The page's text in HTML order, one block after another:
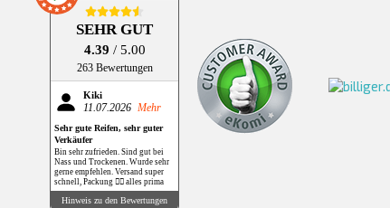
SEHR GUT
4.39 / 5.00
263 Bewertungen
Kiki
11.07.2026 Mehr
Sehr gute Reifen, sehr guter
Verkäufer
Bin sehr zufrieden. Sind gut bei
Nass und Trockenen. Wurde sehr
gerne empfehlen. Versand super
schnell, Packung 👌🏻 alles prima
Hinweis zu den Bewertungen